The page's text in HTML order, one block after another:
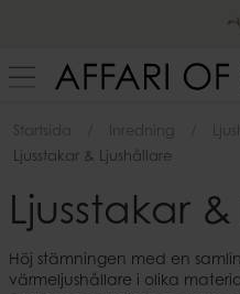
Startsida Inredning
Ljusstakar & Ljushållare
Ljusstakar
Höj stämningen med en
värmeljushållare i olika